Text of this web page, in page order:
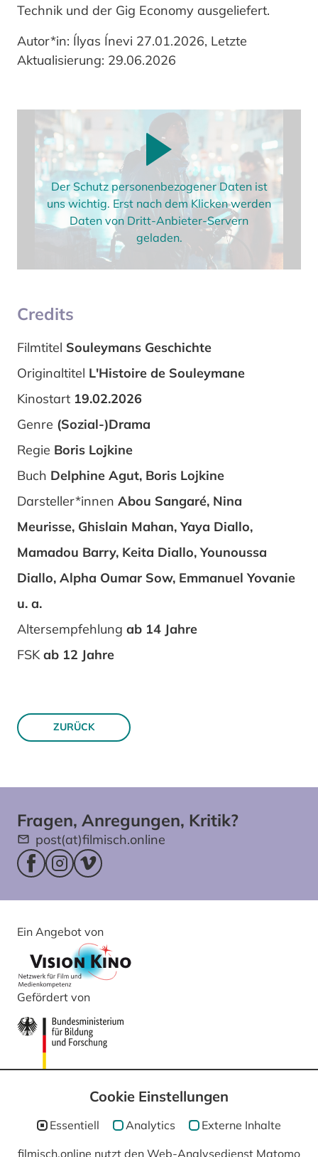
Technik und der Gig Economy ausgeliefert.
Autor*in: Ílyas Ínevi 27.01.2026, Letzte
Aktualisierung: 29.06.2026
Der Schutz personenbezogener Daten ist
uns wichtig. Erst nach dem Klicken werden
Daten von Dritt-Anbieter-Servern
geladen.
Credits
Filmtitel Souleymans Geschichte
Originaltitel L'Histoire de Souleymane
Kinostart 19.02.2026
Genre (Sozial-)Drama
Regie Boris Lojkine
Buch Delphine Agut, Boris Lojkine
Darsteller*innen Abou Sangaré, Nina
Meurisse, Ghislain Mahan, Yaya Diallo,
Mamadou Barry, Keita Diallo, Younoussa
Diallo, Alpha Oumar Sow, Emmanuel Yovanie
u. a.
Altersempfehlung ab 14 Jahre
FSK ab 12 Jahre
ZURÜCK
Fragen, Anregungen, Kritik?
post(at)filmisch.online
Facebookseite (öffnet im neuen Fenster)
Instagram (öffnet im neuen Fenster)
Vimeo (öffnet im neuen Fenster)
Ein Angebot von
Gefördert von
Cookie Einstellungen
Essentiell Analytics Externe Inhalte
filmisch.online nutzt den Web-Analysedienst Matomo